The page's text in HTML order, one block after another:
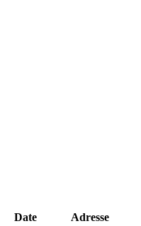
Date Adresse